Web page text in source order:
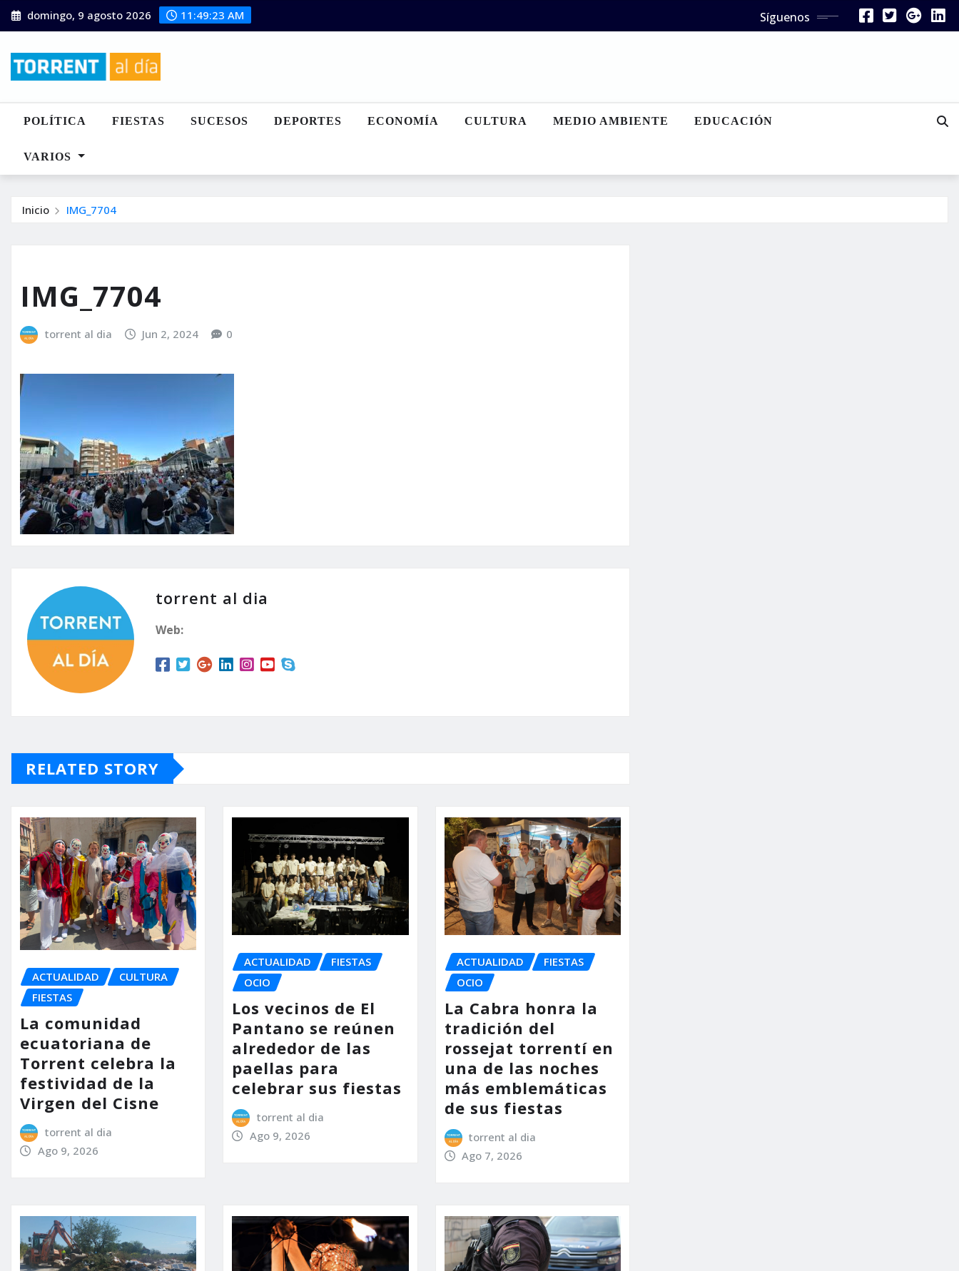
Saltar
al
domingo, 9 agosto 2026 11:49:24 AM Síguenos
POLÍTICA FIESTAS SUCESOS DEPORTES ECONOMÍA CULTURA MEDIO AMBIENTE EDUCACIÓN
VARIOS
Inicio IMG_7704
IMG_7704
torrent al dia Jun 2, 2024 0
torrent al dia
Web:
RELATED STORY
ACTUALIDAD
CULTURA
FIESTAS
La comunidad
ecuatoriana de
Torrent celebra la
festividad de la
Virgen del Cisne
torrent al dia
Ago 9, 2026
ACTUALIDAD
FIESTAS
OCIO
Los vecinos de El
Pantano se reúnen
alrededor de las
paellas para
celebrar sus fiestas
torrent al dia
Ago 9, 2026
ACTUALIDAD
FIESTAS
OCIO
La Cabra honra la
tradición del
rossejat torrentí en
una de las noches
más emblemáticas
de sus fiestas
torrent al dia
Ago 7, 2026